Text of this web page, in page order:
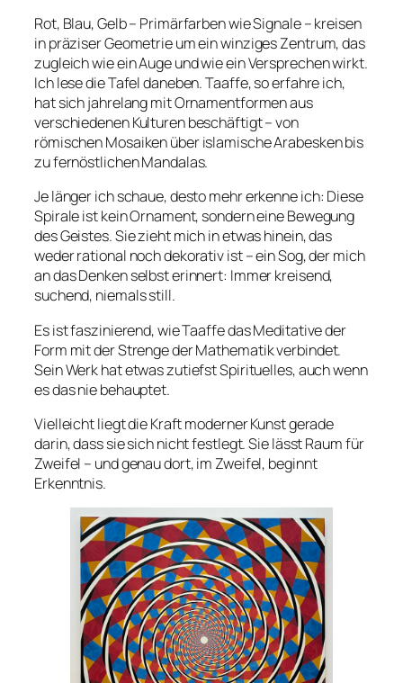
Rot, Blau, Gelb – Primärfarben wie Signale – kreisen
in präziser Geometrie um ein winziges Zentrum, das
zugleich wie ein Auge und wie ein Versprechen wirkt.
Ich lese die Tafel daneben. Taaffe, so erfahre ich,
hat sich jahrelang mit Ornamentformen aus
verschiedenen Kulturen beschäftigt – von
römischen Mosaiken über islamische Arabesken bis
zu fernöstlichen Mandalas.
Je länger ich schaue, desto mehr erkenne ich: Diese
Spirale ist kein Ornament, sondern eine Bewegung
des Geistes. Sie zieht mich in etwas hinein, das
weder rational noch dekorativ ist – ein Sog, der mich
an das Denken selbst erinnert: Immer kreisend,
suchend, niemals still.
Es ist faszinierend, wie Taaffe das Meditative der
Form mit der Strenge der Mathematik verbindet.
Sein Werk hat etwas zutiefst Spirituelles, auch wenn
es das nie behauptet.
Vielleicht liegt die Kraft moderner Kunst gerade
darin, dass sie sich nicht festlegt. Sie lässt Raum für
Zweifel – und genau dort, im Zweifel, beginnt
Erkenntnis.